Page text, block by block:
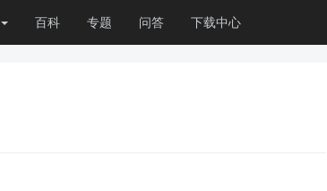
百科 专题 问答 下载中心